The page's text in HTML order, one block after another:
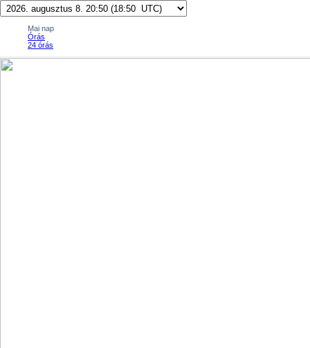
Mai nap
Órás
24 órás